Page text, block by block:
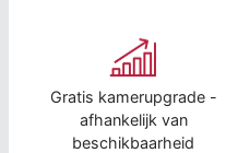
Gratis kamerupgrade -
afhankelijk van
beschikbaarheid